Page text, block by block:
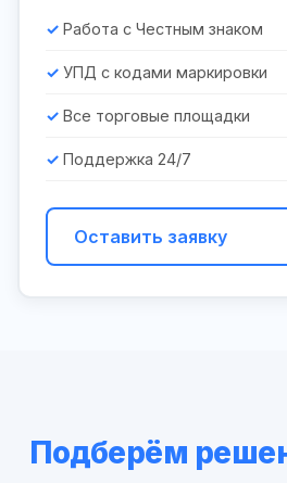
Работа с Честным знаком
УПД с кодами маркировки
Все торговые площадки
Поддержка 24/7
Оставить заявку
Подберём